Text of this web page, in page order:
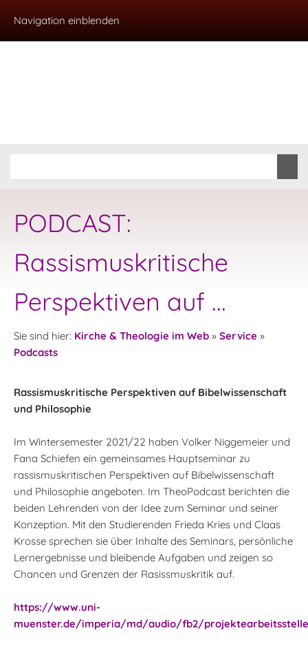
Navigation einblenden
PODCAST:
Rassismuskritische
Perspektiven auf ...
Sie sind hier: Kirche & Theologie im Web » Service »
Podcasts
Rassismuskritische Perspektiven auf Bibelwissenschaft
und Philosophie
Im Wintersemester 2021/22 haben Volker Niggemeier und
Fana Schiefen ein gemeinsames Hauptseminar zu
rassismuskritischen Perspektiven auf Bibelwissenschaft
und Philosophie angeboten. Im TheoPodcast berichten die
beiden Lehrenden von der Idee zum Seminar und seiner
Konzeption. Mit den Studierenden Frieda Kries und Claas
Krosse sprechen sie über Inhalte des Seminars, persönliche
Lernergebnisse und bleibende Aufgaben und zeigen so
Chancen und Grenzen der Rasissmuskritik auf.
https://www.uni-
muenster.de/imperia/md/audio/fb2/